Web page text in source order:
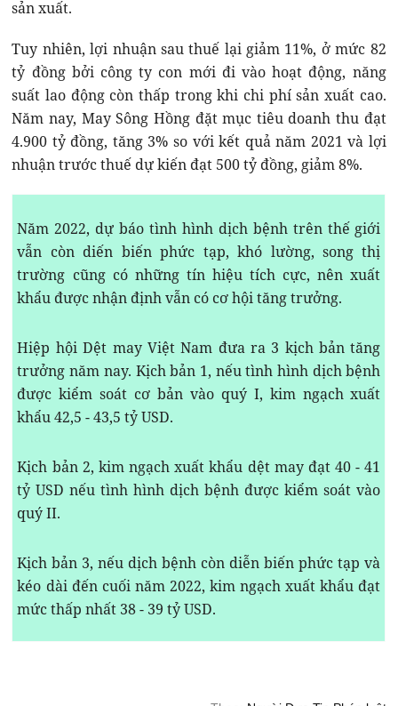
sản xuất.
Tuy nhiên, lợi nhuận sau thuế lại giảm 11%, ở mức 82
tỷ đồng bởi công ty con mới đi vào hoạt động, năng
suất lao động còn thấp trong khi chi phí sản xuất cao.
Năm nay, May Sông Hồng đặt mục tiêu doanh thu đạt
4.900 tỷ đồng, tăng 3% so với kết quả năm 2021 và lợi
nhuận trước thuế dự kiến đạt 500 tỷ đồng, giảm 8%.
Năm 2022, dự báo tình hình dịch bệnh trên thế giới
vẫn còn diến biến phức tạp, khó lường, song thị
trường cũng có những tín hiệu tích cực, nên xuất
khẩu được nhận định vẫn có cơ hội tăng trưởng.
Hiệp hội Dệt may Việt Nam đưa ra 3 kịch bản tăng
trưởng năm nay. Kịch bản 1, nếu tình hình dịch bệnh
được kiểm soát cơ bản vào quý I, kim ngạch xuất
khẩu 42,5 - 43,5 tỷ USD.
Kịch bản 2, kim ngạch xuất khẩu dệt may đạt 40 - 41
tỷ USD nếu tình hình dịch bệnh được kiểm soát vào
quý II.
Kịch bản 3, nếu dịch bệnh còn diễn biến phức tạp và
kéo dài đến cuối năm 2022, kim ngạch xuất khẩu đạt
mức thấp nhất 38 - 39 tỷ USD.